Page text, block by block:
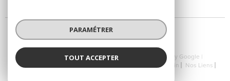
© 2026 | Tous droits réservés | Traduction powered by Google |
Nos Honoraires
Admin
Nos Liens
PARAMÉTRER
TOUT ACCEPTER